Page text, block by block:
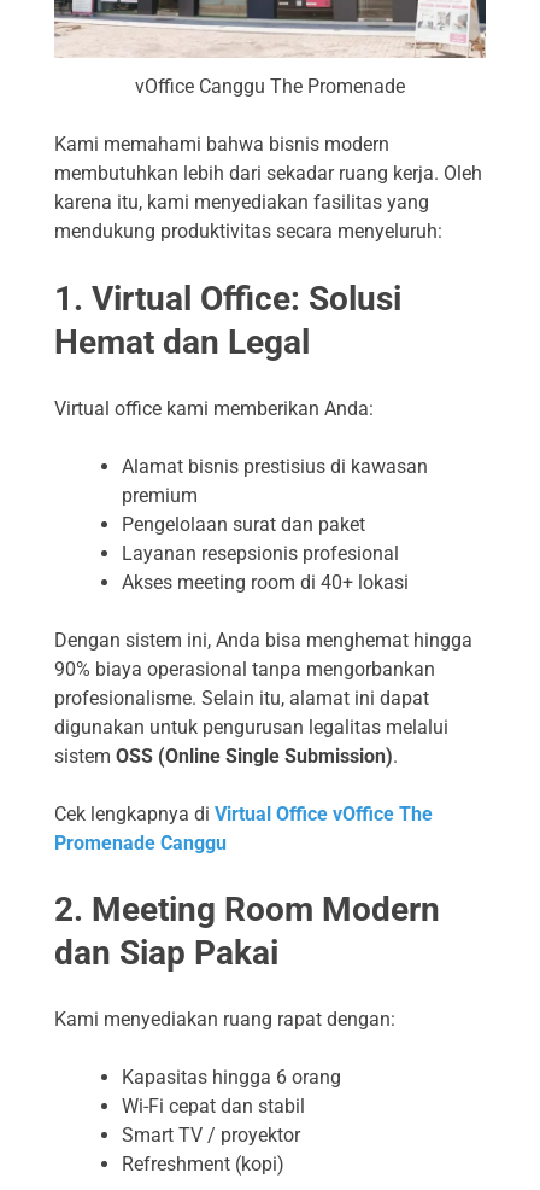
vOffice Canggu The Promenade
Kami memahami bahwa bisnis modern
membutuhkan lebih dari sekadar ruang kerja. Oleh
karena itu, kami menyediakan fasilitas yang
mendukung produktivitas secara menyeluruh:
1. Virtual Office: Solusi
Hemat dan Legal
Virtual office kami memberikan Anda:
Alamat bisnis prestisius di kawasan
premium
Pengelolaan surat dan paket
Layanan resepsionis profesional
Akses meeting room di 40+ lokasi
Dengan sistem ini, Anda bisa menghemat hingga
90% biaya operasional tanpa mengorbankan
profesionalisme. Selain itu, alamat ini dapat
digunakan untuk pengurusan legalitas melalui
sistem OSS (Online Single Submission).
Cek lengkapnya di Virtual Office vOffice The
Promenade Canggu
2. Meeting Room Modern
dan Siap Pakai
Kami menyediakan ruang rapat dengan:
Kapasitas hingga 6 orang
Wi-Fi cepat dan stabil
Smart TV / proyektor
Refreshment (kopi)